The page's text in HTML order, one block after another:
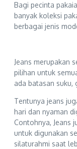
Bagi pecinta
banyak koleksi
berbagai jenis
Jeans merupakan
pilihan untuk
ada batasan suku,
Tentunya jeans
hari dan nyaman
Contohnya, Jeans
untuk digunakan
silaturahmi saat